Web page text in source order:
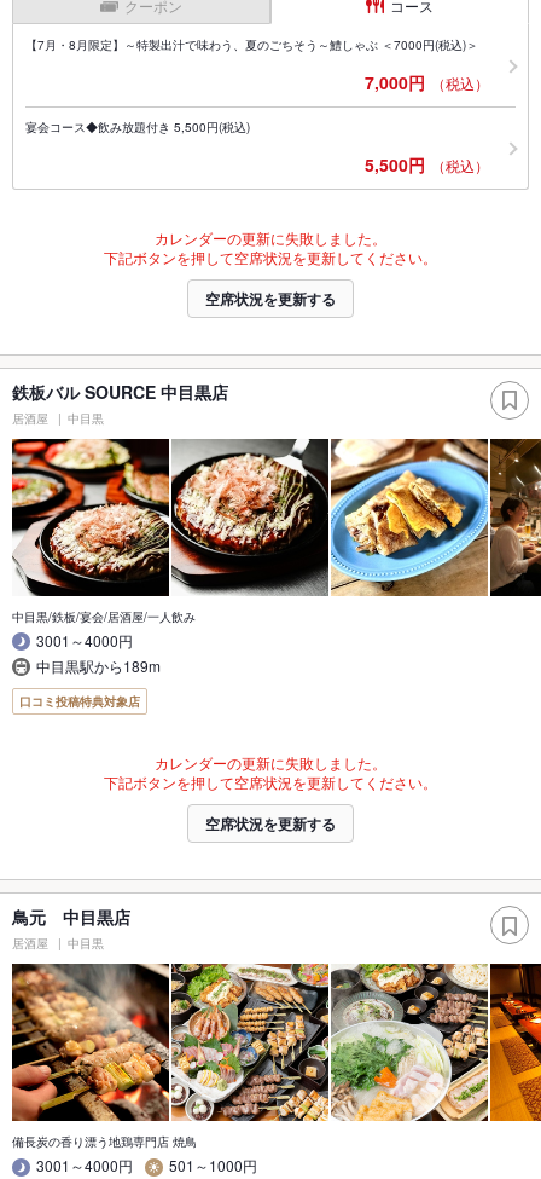
クーポン コース
【7月・8月限定】～特製出汁で味わう、夏のごちそう～鱧しゃぶ ＜7000円(税込)＞
7,000円 （税込）
宴会コース◆飲み放題付き 5,500円(税込)
5,500円 （税込）
カレンダーの更新に失敗しました。
下記ボタンを押して空席状況を更新してください。
空席状況を更新する
鉄板バル SOURCE 中目黒店
居酒屋 中目黒
中目黒/鉄板/宴会/居酒屋/一人飲み
3001～4000円
中目黒駅から189m
口コミ投稿特典対象店
カレンダーの更新に失敗しました。
下記ボタンを押して空席状況を更新してください。
空席状況を更新する
鳥元 中目黒店
居酒屋 中目黒
備長炭の香り漂う地鶏専門店 焼鳥
3001～4000円
501～1000円